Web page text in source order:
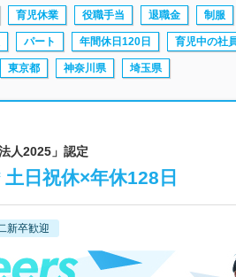
育児休業 役職手当 退職金 制服
パート 年間休日120日 育児中の社
東京都 神奈川県 埼玉県
人2025」認定
日祝休×年休128日
新卒歓迎